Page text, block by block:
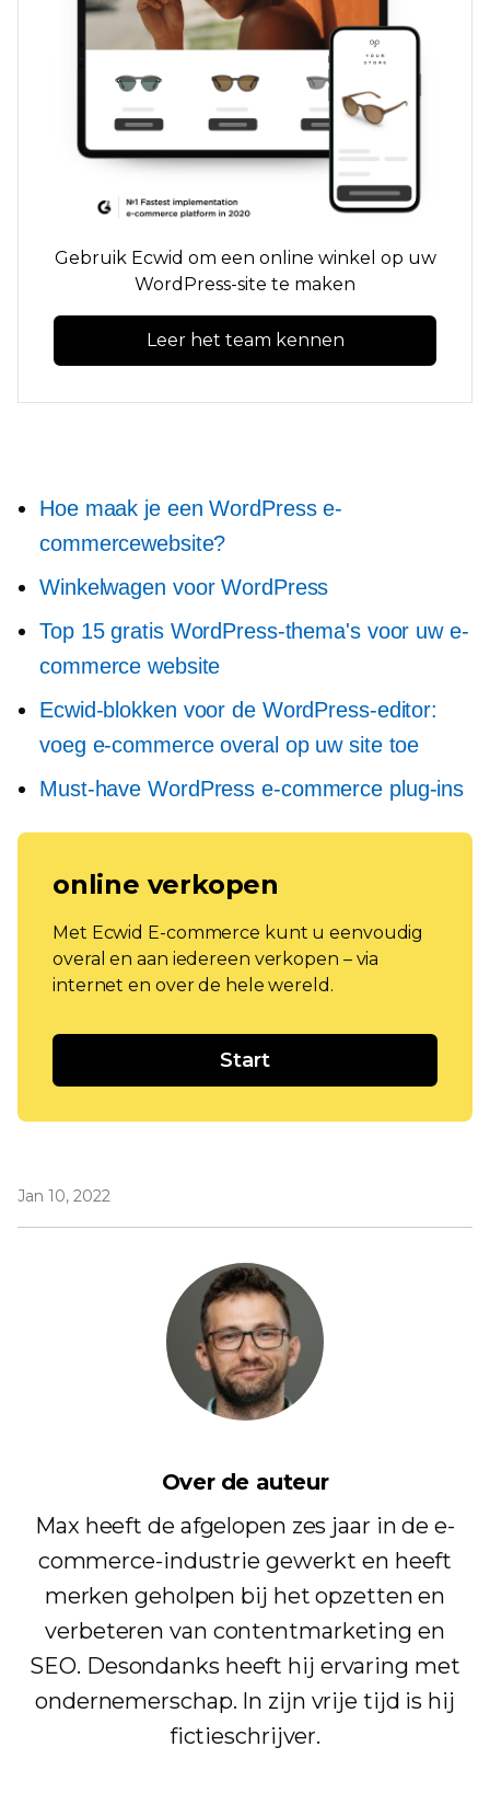
Gebruik Ecwid om een ​​online winkel op uw
WordPress-site te maken
Leer het team kennen
Hoe maak je een WordPress e-
commercewebsite?
Winkelwagen voor WordPress
Top 15 gratis WordPress-thema's voor uw e-
commerce website
Ecwid-blokken voor de WordPress-editor:
voeg e-commerce overal op uw site toe
Must-have WordPress e-commerce plug-ins
online verkopen
Met Ecwid E-commerce kunt u eenvoudig
overal en aan iedereen verkopen – via
internet en over de hele wereld.
Start
Jan 10, 2022
Over de auteur
Max heeft de afgelopen zes jaar in de e-
commerce-industrie gewerkt en heeft
merken geholpen bij het opzetten en
verbeteren van contentmarketing en
SEO. Desondanks heeft hij ervaring met
ondernemerschap. In zijn vrije tijd is hij
fictieschrijver.